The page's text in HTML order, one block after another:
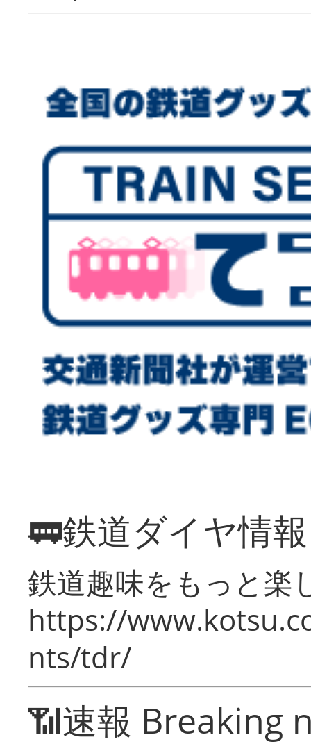
🚃鉄道ダイヤ情
鉄道趣味をもっと楽
https://
nts/tdr/
📶速報 Breaking